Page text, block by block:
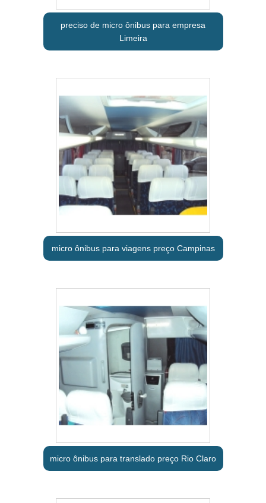
preciso de micro ônibus para empresa
Limeira
micro ônibus para viagens preço Campinas
micro ônibus para translado preço Rio Claro